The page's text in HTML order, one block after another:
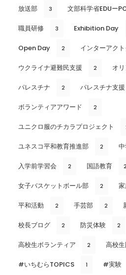
放送部 3 文部科学省EDUー
職員研修 3 Exhibition Day
Open Day 2 インターアク
ウクライナ避難民支援 2 オ
パレスチナ 2 パレスチナ支援
ボランティアアワード 2
ユニクロ服のチカラプロジェクト
ユネスコ平和教育推進部 2
入学前学習会 2 国語教育 2
女子バスケットボール部 2
平和活動 2 手芸部 2
校長ブログ 2 防災体験 2
高校生ボランティア 2 高校
#いちむらTOPICS 1 #実験